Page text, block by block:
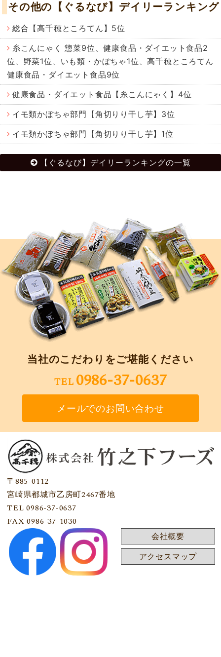
その他の【ぐるなび】デイリーランキング
総合【高千穂ところてん】5位
糸こんにゃく 惣菜9位、健康食品・ダイエット食品2
位、野菜1位、いも類・かぼちゃ1位、高千穂ところてん
健康食品・ダイエット食品9位
健康食品・ダイエット食品【糸こんにゃく】4位
イモ類かぼちゃ部門【角切りり干し芋】3位
イモ類かぼちゃ部門【角切りり干し芋】1位
【ぐるなび】デイリーランキングの一覧
当社のこだわりをご堪能ください
TEL 0986-37-0637
メールでのお問い合わせ
〒885-0112
宮崎県都城市乙房町2467番地
TEL 0986-37-0637
FAX 0986-37-1030
会社概要
アクセスマップ